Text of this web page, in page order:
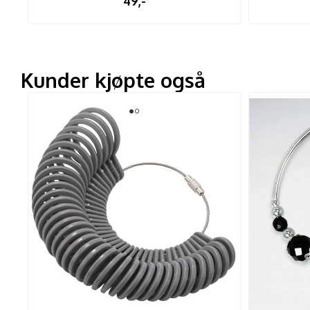
Kunder kjøpte også